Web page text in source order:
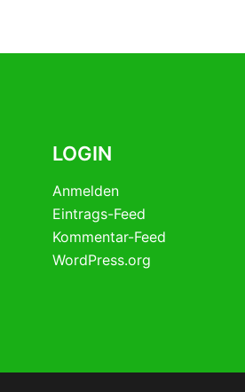
LOGIN
Anmelden
Eintrags-Feed
Kommentar-Feed
WordPress.org